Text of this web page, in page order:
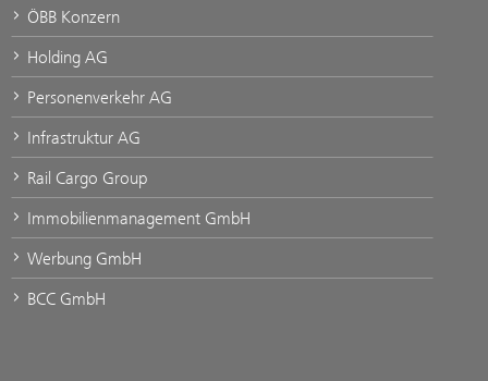
ÖBB Konzern
Holding AG
Personenverkehr AG
Infrastruktur AG
Rail Cargo Group
Immobilienmanagement GmbH
Werbung GmbH
BCC GmbH